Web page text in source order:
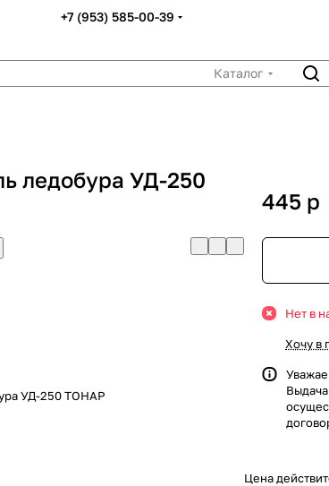
+7 (953) 585-00-39
Каталог
ледобура УД-250
УД-250 ТОНАР
445 p
Нет в
Хочу в
Цена